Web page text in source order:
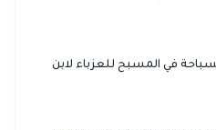
في المسبح للعزباء لابن